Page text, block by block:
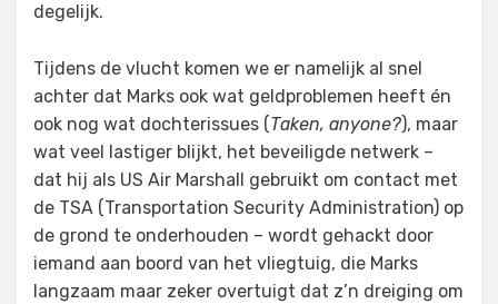
degelijk.
Tijdens de vlucht komen we er namelijk al snel
achter dat Marks ook wat geldproblemen heeft én
ook nog wat dochterissues (Taken, anyone?), maar
wat veel lastiger blijkt, het beveiligde netwerk –
dat hij als US Air Marshall gebruikt om contact met
de TSA (Transportation Security Administration) op
de grond te onderhouden – wordt gehackt door
iemand aan boord van het vliegtuig, die Marks
langzaam maar zeker overtuigt dat z’n dreiging om